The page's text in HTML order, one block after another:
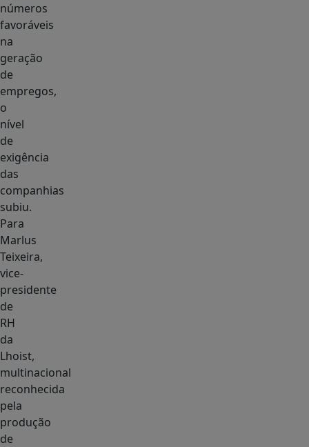
números
favoráveis
na
geração
de
empregos,
o
nível
de
exigência
das
companhias
subiu.
Para
Marlus
Teixeira,
vice-
presidente
de
RH
da
Lhoist,
multinacional
reconhecida
pela
produção
de